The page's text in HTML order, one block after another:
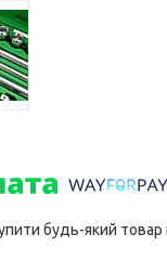
будь-який